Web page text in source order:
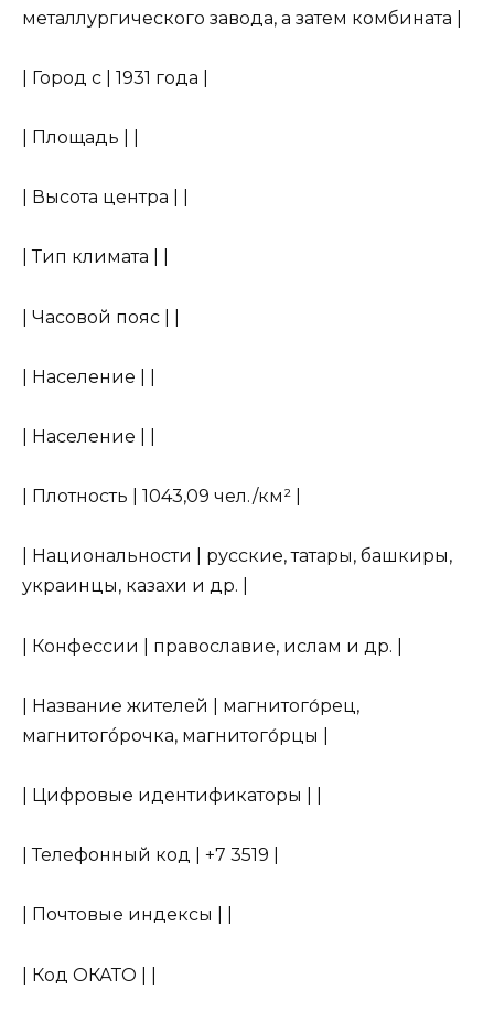
металлургического завода, а затем комбината |
| Город с | 1931 года |
| Площадь | |
| Высота центра | |
| Тип климата | |
| Часовой пояс | |
| Население | |
| Население | |
| Плотность | 1043,09 чел./км² |
| Национальности | русские, татары, башкиры,
украинцы, казахи и др. |
| Конфессии | православие, ислам и др. |
| Название жителей | магнитого́рец,
магнитогóрочка, магнитого́рцы |
| Цифровые идентификаторы | |
| Телефонный код | +7 3519 |
| Почтовые индексы | |
| Код ОКАТО | |